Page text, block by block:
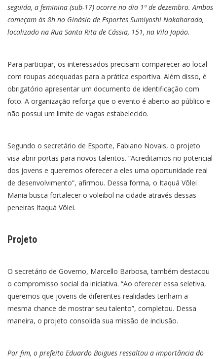
seguida, a feminina (sub-17) ocorre no dia 1º de dezembro. Ambas
começam às 8h no Ginásio de Esportes Sumiyoshi Nakaharada,
localizado na Rua Santa Rita de Cássia, 151, na Vila Japão.
Para participar, os interessados precisam comparecer ao local
com roupas adequadas para a prática esportiva. Além disso, é
obrigatório apresentar um documento de identificação com
foto. A organização reforça que o evento é aberto ao público e
não possui um limite de vagas estabelecido.
Segundo o secretário de Esporte, Fabiano Novais, o projeto
visa abrir portas para novos talentos. “Acreditamos no potencial
dos jovens e queremos oferecer a eles uma oportunidade real
de desenvolvimento”, afirmou. Dessa forma, o Itaquá Vôlei
Mania busca fortalecer o voleibol na cidade através dessas
peneiras Itaquá Vôlei.
Projeto
O secretário de Governo, Marcello Barbosa, também destacou
o compromisso social da iniciativa. “Ao oferecer essa seletiva,
queremos que jovens de diferentes realidades tenham a
mesma chance de mostrar seu talento”, completou. Dessa
maneira, o projeto consolida sua missão de inclusão.
Por fim, o prefeito Eduardo Boigues ressaltou a importância do